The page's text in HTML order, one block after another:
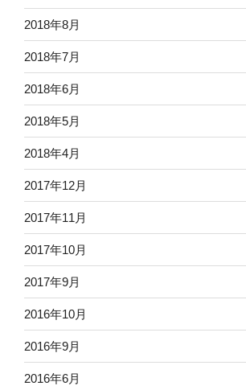
2018年8月
2018年7月
2018年6月
2018年5月
2018年4月
2017年12月
2017年11月
2017年10月
2017年9月
2016年10月
2016年9月
2016年6月